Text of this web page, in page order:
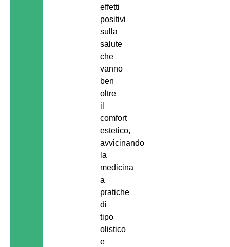
effetti
positivi
sulla
salute
che
vanno
ben
oltre
il
comfort
estetico,
avvicinando
la
medicina
a
pratiche
di
tipo
olistico
e